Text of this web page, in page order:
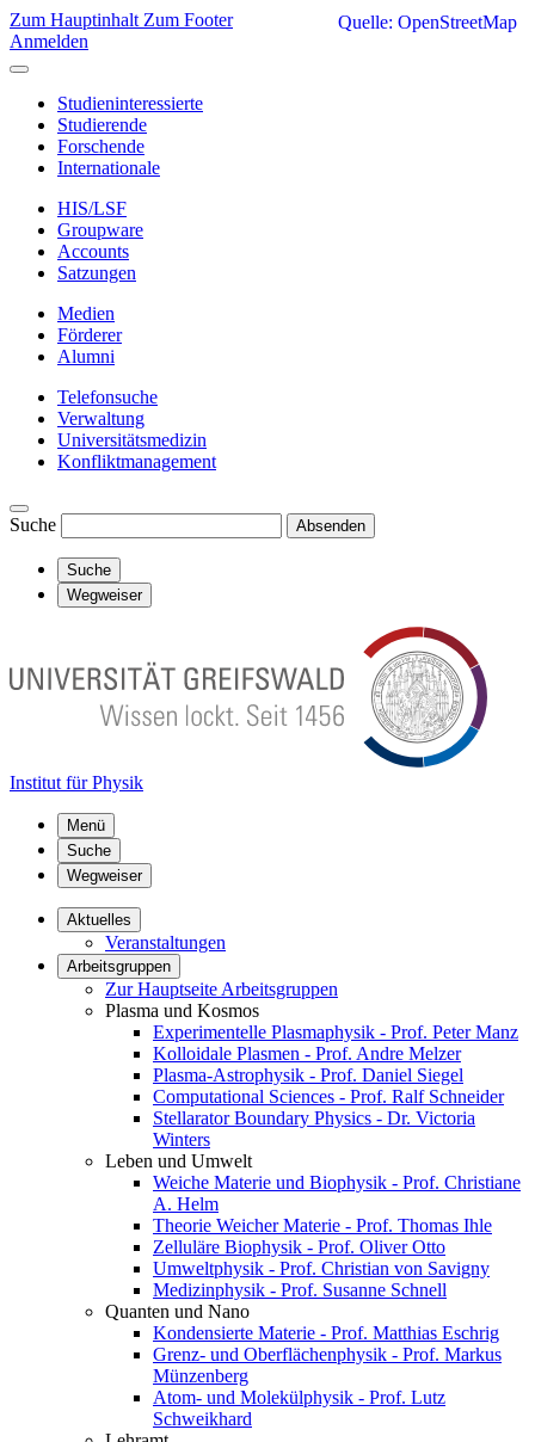
Zum Hauptinhalt Zum Footer
Anmelden
Studieninteressierte
Studierende
Forschende
Internationale
HIS/LSF
Groupware
Accounts
Satzungen
Medien
Förderer
Alumni
Telefonsuche
Verwaltung
Universitätsmedizin
Konfliktmanagement
Suche Absenden
Suche
Wegweiser
Institut für Physik
Menü
Suche
Wegweiser
Aktuelles
Veranstaltungen
Arbeitsgruppen
Zur Hauptseite Arbeitsgruppen
Plasma und Kosmos
Experimentelle Plasmaphysik - Prof. Peter Manz
Kolloidale Plasmen - Prof. Andre Melzer
Plasma-Astrophysik - Prof. Daniel Siegel
Computational Sciences - Prof. Ralf Schneider
Stellarator Boundary Physics - Dr. Victoria
Winters
Leben und Umwelt
Weiche Materie und Biophysik - Prof. Christiane
A. Helm
Theorie Weicher Materie - Prof. Thomas Ihle
Zelluläre Biophysik - Prof. Oliver Otto
Umweltphysik - Prof. Christian von Savigny
Medizinphysik - Prof. Susanne Schnell
Quanten und Nano
Kondensierte Materie - Prof. Matthias Eschrig
Grenz- und Oberflächenphysik - Prof. Markus
Münzenberg
Atom- und Molekülphysik - Prof. Lutz
Schweikhard
Quelle: OpenStreetMap